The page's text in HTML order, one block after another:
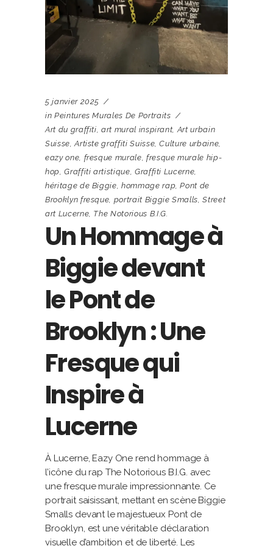
5 janvier 2025
in Peintures Murales De Portraits
Art du graffiti ,art mural inspirant Art urbain
Suisse ,Artiste graffiti Suisse ,Culture urbaine
eazy one fresque murale fresque murale hip-
hop ,Graffiti artistique Graffiti Lucerne
héritage de Biggie ,hommage rap ,Pont de
Brooklyn fresque portrait Biggie Smalls ,Street
art Lucerne The Notorious B.I.G.
Un Hommage à
Biggie devant
le Pont de
Brooklyn : Une
Fresque qui
Inspire à
Lucerne
À Lucerne, Eazy One rend hommage à
l’icône du rap The Notorious B.I.G. avec
une fresque murale impressionnante. Ce
portrait saisissant, mettant en scène Biggie
Smalls devant le majestueux Pont de
Brooklyn, est une véritable déclaration
visuelle d’ambition et de liberté. Les